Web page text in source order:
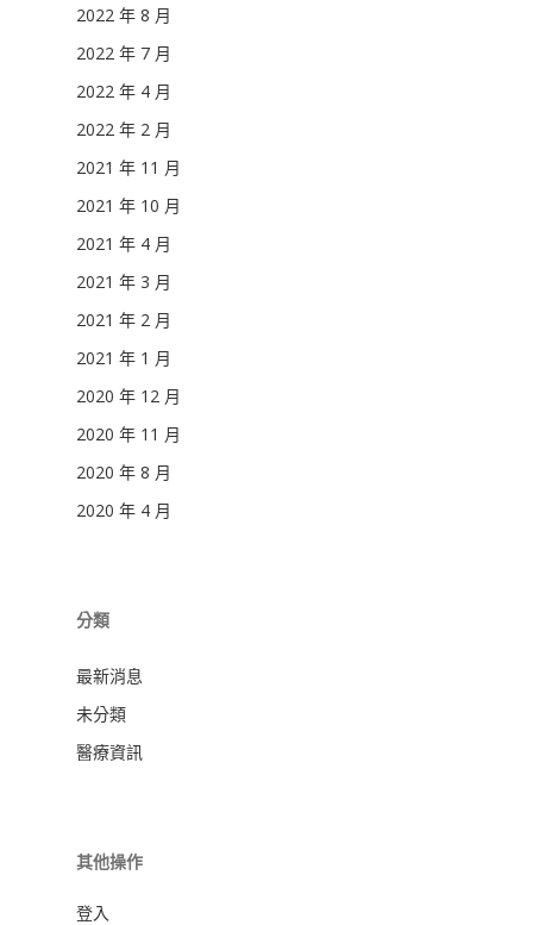
2022 年 8 月
2022 年 7 月
2022 年 4 月
2022 年 2 月
2021 年 11 月
2021 年 10 月
2021 年 4 月
2021 年 3 月
2021 年 2 月
2021 年 1 月
2020 年 12 月
2020 年 11 月
2020 年 8 月
2020 年 4 月
分類
最新消息
未分類
醫療資訊
其他操作
登入